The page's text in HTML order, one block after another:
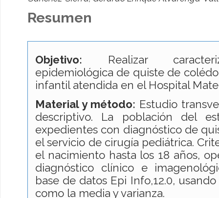
Resumen
Objetivo: Realizar
epidemiológica de quiste de
infantil atendida en el Hospital
Material y método: Estudio
descriptivo. La población del
expedientes con diagnóstico de
el servicio de cirugía pediátrica.
el nacimiento hasta los 18 años,
diagnóstico clínico e
base de datos Epi Info,12.0,
como la media y varianza.